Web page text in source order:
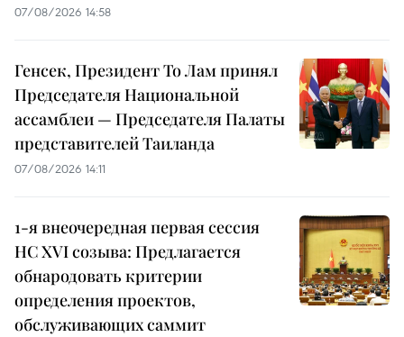
07/08/2026 14:58
Генсек, Президент То Лам принял
Председателя Национальной
ассамблеи — Председателя Палаты
представителей Таиланда
07/08/2026 14:11
1-я внеочередная первая сессия
НС XVI созыва: Предлагается
обнародовать критерии
определения проектов,
обслуживающих саммит